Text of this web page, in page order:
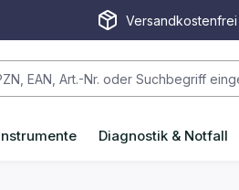
Diagnostik & Notfall